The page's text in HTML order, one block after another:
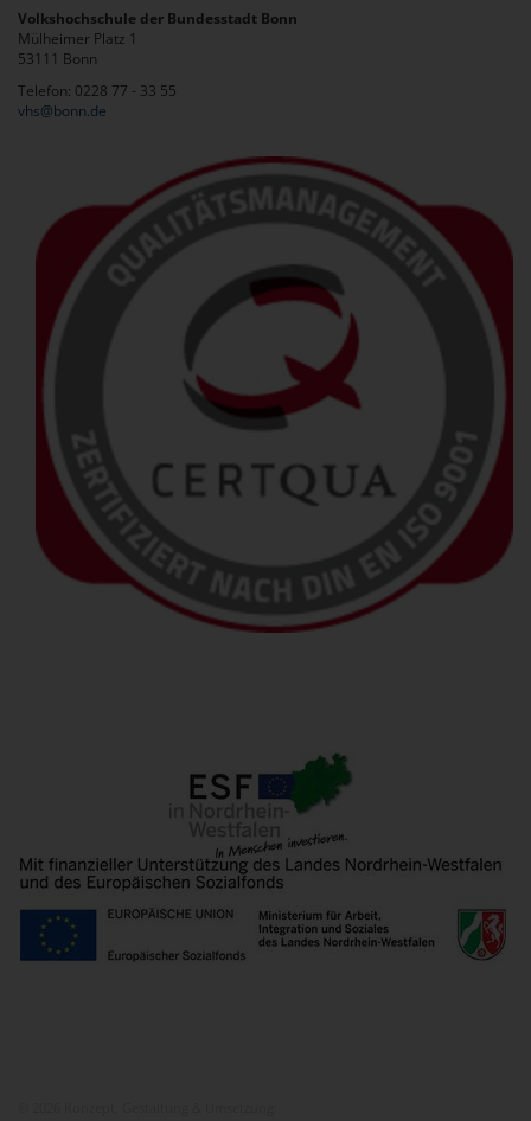
Volkshochschule der Bundesstadt Bonn
Mülheimer Platz 1
53111 Bonn
Telefon: 0228 77 - 33 55
vhs@bonn.de